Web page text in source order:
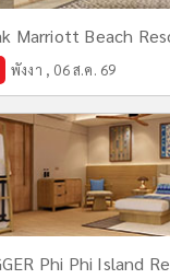
Marriott Beach
พังงา , 06 ส.ค. 69
Phi Phi Island